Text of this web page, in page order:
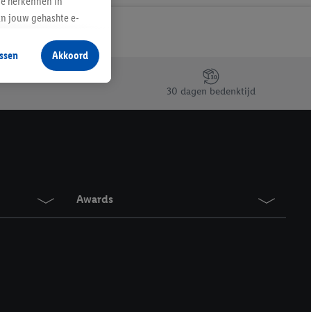
30 dagen bedenktijd
Awards
jouw gehashte e-
producten waarin je
te plaatsen
verschillende
kunnen worden
vergelijkbare
in te
Akkoord